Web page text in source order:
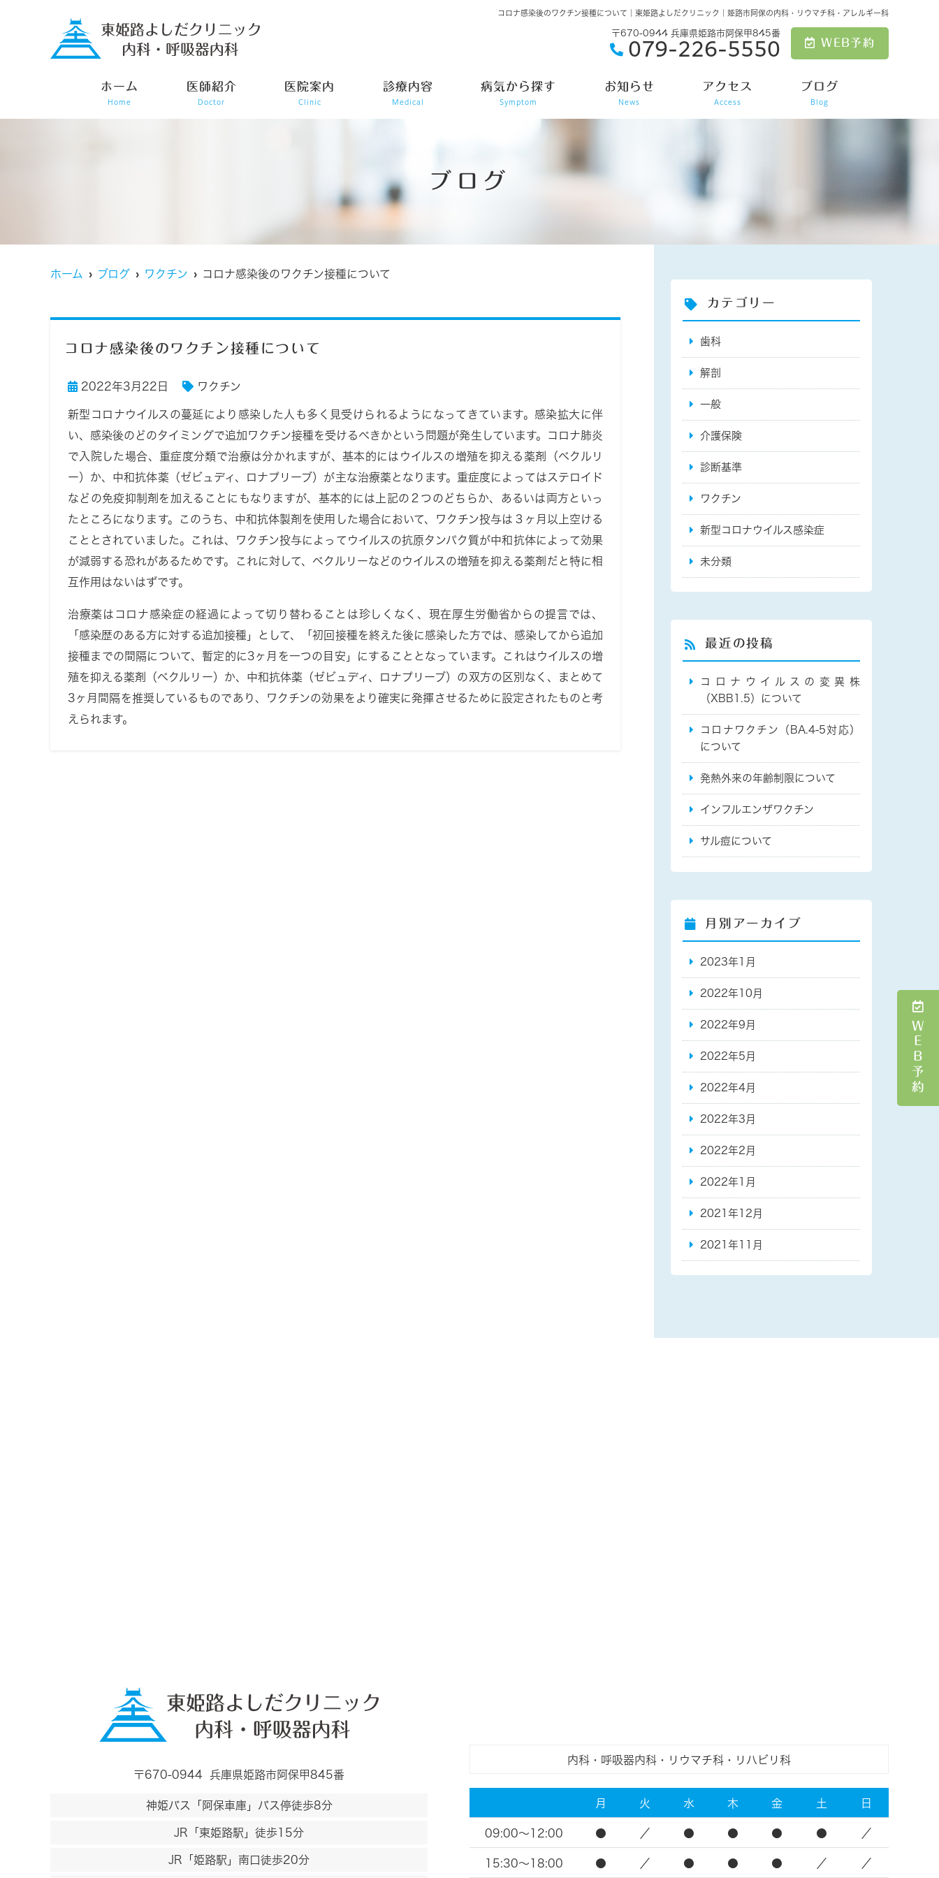
コロナ感染後のワクチン接種について｜東姫路よしだクリニック｜姫路市阿保の内科・リウマチ科・アレルギー科
〒670-0944 兵庫県姫路市阿保甲845番
079-226-5550 WEB予約
ホーム
Home
医師紹介
Doctor
医院案内
Clinic
診療内容
Medical
病気から探す
Symptom
お知らせ
News
アクセス
Access
ブログ
Blog
ＷＥＢ予約
ブログ
ホーム ブログ ワクチン コロナ感染後のワクチン接種について
コロナ感染後のワクチン接種について
2022年3月22日 ワクチン
新型コロナウイルスの蔓延により感染した人も多く見受けられるようになってきています。感染拡大に伴
い、感染後のどのタイミングで追加ワクチン接種を受けるべきかという問題が発生しています。コロナ肺炎
で入院した場合、重症度分類で治療は分かれますが、基本的にはウイルスの増殖を抑える薬剤（ベクルリ
ー）か、中和抗体薬（ゼビュディ、ロナプリーブ）が主な治療薬となります。重症度によってはステロイド
などの免疫抑制剤を加えることにもなりますが、基本的には上記の２つのどちらか、あるいは両方といっ
たところになります。このうち、中和抗体製剤を使用した場合において、ワクチン投与は３ヶ月以上空ける
こととされていました。これは、ワクチン投与によってウイルスの抗原タンパク質が中和抗体によって効果
が減弱する恐れがあるためです。これに対して、ベクルリーなどのウイルスの増殖を抑える薬剤だと特に相
互作用はないはずです。
治療薬はコロナ感染症の経過によって切り替わることは珍しくなく、現在厚生労働省からの提言では、
「感染歴のある方に対する追加接種」として、「初回接種を終えた後に感染した方では、感染してから追加
接種までの間隔について、暫定的に3ヶ月を一つの目安」にすることとなっています。これはウイルスの増
殖を抑える薬剤（ベクルリー）か、中和抗体薬（ゼビュディ、ロナプリーブ）の双方の区別なく、まとめて
3ヶ月間隔を推奨しているものであり、ワクチンの効果をより確実に発揮させるために設定されたものと考
えられます。
カテゴリー
歯科
解剖
一般
介護保険
診断基準
ワクチン
新型コロナウイルス感染症
未分類
最近の投稿
コロナウイルスの変異株
（XBB1.5）について
コロナワクチン（BA.4-5対応）
について
発熱外来の年齢制限について
インフルエンザワクチン
サル痘について
月別アーカイブ
2023年1月
2022年10月
2022年9月
2022年5月
2022年4月
2022年3月
2022年2月
2022年1月
2021年12月
2021年11月
〒670-0944 兵庫県姫路市阿保甲845番
神姫バス「阿保車庫」バス停徒歩8分
JR「東姫路駅」徒歩15分
JR「姫路駅」南口徒歩20分
内科・呼吸器内科・リウマチ科・リハビリ科
月 火 水 木 金 土 日
09:00～12:00 ● ／ ● ● ● ● ／
15:30～18:00 ● ／ ● ● ● ／ ／